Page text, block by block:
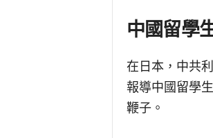
中國留學
在日本，中共
報導中國留學
鞭子。